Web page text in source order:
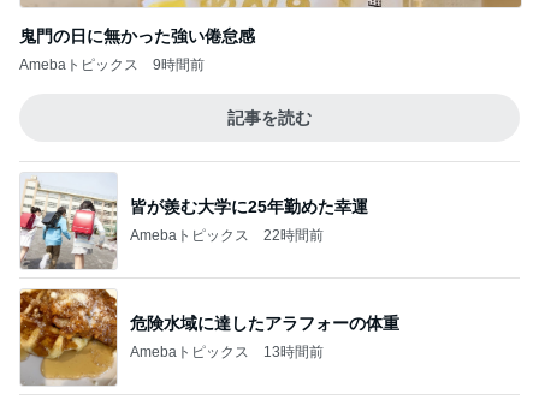
鬼門の日に無かった強い倦怠感
Amebaトピックス 9時間前
記事を読む
皆が羨む大学に25年勤めた幸運
Amebaトピックス 22時間前
危険水域に達したアラフォーの体重
Amebaトピックス 13時間前